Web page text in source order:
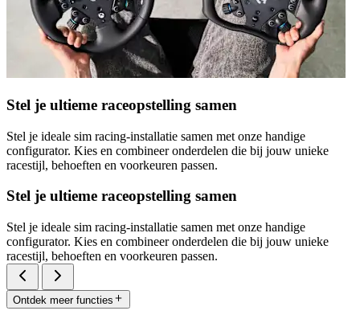
Stel je ultieme raceopstelling samen
Stel je ideale sim racing-installatie samen met onze handige
configurator. Kies en combineer onderdelen die bij jouw unieke
racestijl, behoeften en voorkeuren passen.
Stel je ultieme raceopstelling samen
Stel je ideale sim racing-installatie samen met onze handige
configurator. Kies en combineer onderdelen die bij jouw unieke
racestijl, behoeften en voorkeuren passen.
Ontdek meer functies